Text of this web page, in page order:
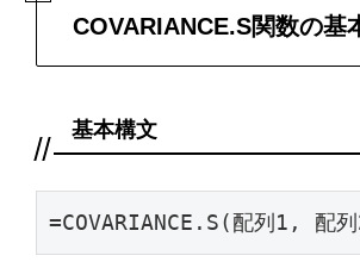
COVARIANCE.S関数の基
基本構文
=COVARIANCE.S(配列1, 配